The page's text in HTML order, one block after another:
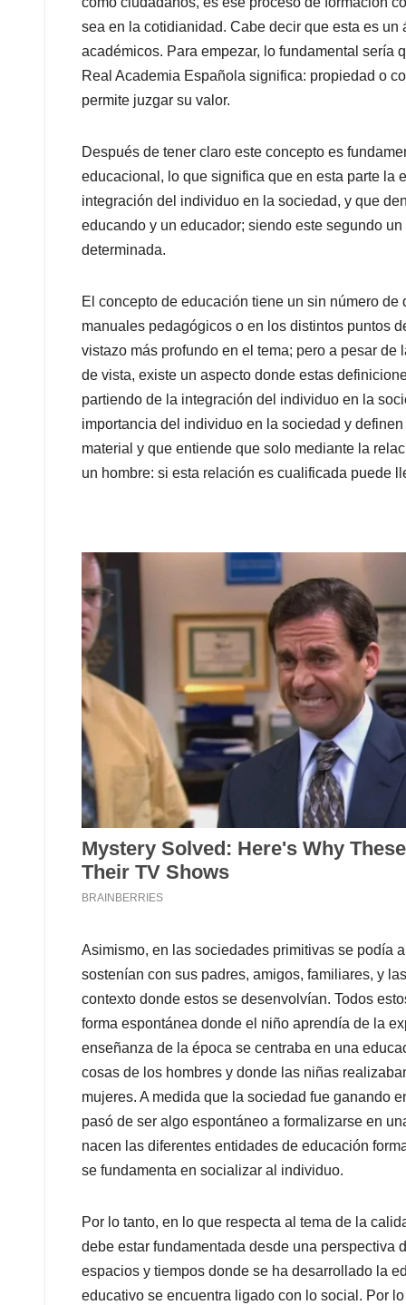
p
k
n
sea en la cotidianidad. Cabe decir que esta es
académicos. Para empezar, lo fundamental sería
Real Academia Española significa: propiedad o
permite juzgar su valor.
Después de tener claro este concepto es
educacional, lo que significa que en esta parte la
integración del individuo en la sociedad, y que
educando y un educador; siendo este segundo
determinada.
El concepto de educación tiene un sin número
manuales pedagógicos o en los distintos puntos
vistazo más profundo en el tema; pero a pesar
de vista, existe un aspecto donde estas
partiendo de la integración del individuo en la
importancia del individuo en la sociedad y
material y que entiende que solo mediante la
un hombre: si esta relación es cualificada puede
Asimismo, en las sociedades primitivas se podía
sostenían con sus padres, amigos, familiares, y
contexto donde estos se desenvolvían. Todos
forma espontánea donde el niño aprendía de la
enseñanza de la época se centraba en una
cosas de los hombres y donde las niñas
mujeres. A medida que la sociedad fue ganando
pasó de ser algo espontáneo a formalizarse en
nacen las diferentes entidades de educación
se fundamenta en socializar al individuo.
Por lo tanto, en lo que respecta al tema de la
debe estar fundamentada desde una perspectiva
espacios y tiempos donde se ha desarrollado la
educativo se encuentra ligado con lo social. Por